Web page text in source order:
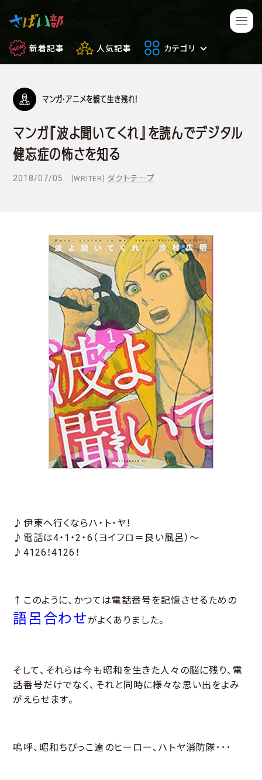
新着記事 人気記事 カテゴリ
マンガ・アニメ
ゲーム 日常のサバイバル
フィールドレビュー やってみた
マンガ・アニメを観て生き残れ！
マンガ『波よ聞いてくれ』を読んでデジタル
健忘症の怖さを知る
2018/07/05 [WRITER] ダクトテープ
♪伊東へ行くならハ・ト・ヤ！
♪電話は4・1・2・6（ヨイフロ＝良い風呂）～
♪4126！4126！
↑このように、かつては電話番号を記憶させるための
語呂合わせがよくありました。
そして、それらは今も昭和を生きた人々の脳に残り、電
話番号だけでなく、それと同時に様々な思い出をよみ
がえらせます。
嗚呼、昭和ちびっこ達のヒーロー、ハトヤ消防隊･･･